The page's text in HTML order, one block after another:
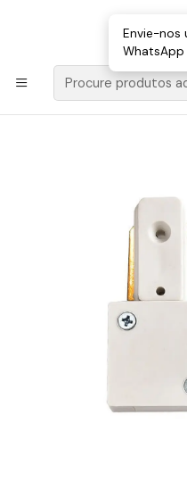
Loja Valongo: 220 150 143
E-mail: geral@movenergy.pt
Início
União L Branca p/
Envie-nos
WhatsApp